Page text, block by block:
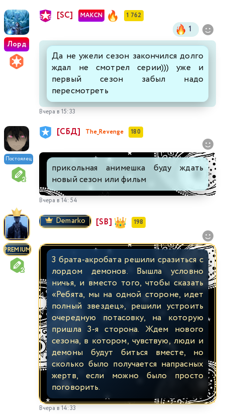
Лорд
[SC] MAKCN 1 762
1
Да не ужели сезон закончился долго
ждал не смотрел серии))) уже и
первый сезон забыл надо
пересмотреть
Вчера в 15:33
Постоялец
[СБД] The_Revenge 180
прикольная анимешка буду ждать
новый сезон или фильм
Вчера в 14:54
PREMIUM
Demarko [SB] 198
3 брата-акробата решили сразиться с
лордом демонов. Вышла условно
ничья, и вместо того, чтобы сказать
«Ребята, мы на одной стороне, идет
полный звездец», решили устроить
очередную потасовку, на которую
пришла 3-я сторона. Ждем нового
сезона, в котором, чувствую, люди и
демоны будут биться вместе, но
сколько было получается напрасных
жертв, если можно было просто
поговорить.
Вчера в 14:33